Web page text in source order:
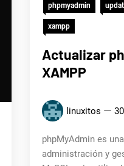
phpmyadmin
xampp
Actualizar
XAMPP
linuxitos
phpMyAdmin es
administración y